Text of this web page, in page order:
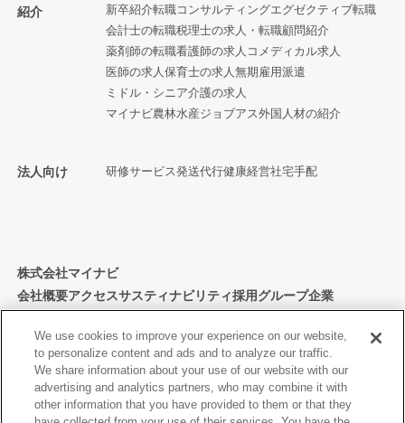
紹介
新卒紹介転職コンサルティングエグゼクティブ転職
会計士の転職税理士の求人・転職顧問紹介
薬剤師の転職看護師の求人 コメディカル求人
医師の求人保育士の求人無期雇用派遣
ミドル・シニア介護の求人
マイナビ農林水産ジョブアス外国人材の紹介
法人向け 研修サービス発送代行健康経営社宅手配
株式会社マイナビ
会社概要アクセスサスティナビリティ採用グループ企業
Copyright © Mynavi Corporation
We use cookies to improve your experience on our website,
to personalize content and ads and to analyze our traffic.
We share information about your use of our website with our
advertising and analytics partners, who may combine it with
other information that you have provided to them or that they